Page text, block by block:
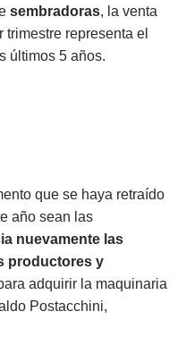
sembradoras, la venta
representa el
últimos 5 años.
que se haya retraído
año sean las
nuevamente las
productores y
adquirir la maquinaria
Postacchini,